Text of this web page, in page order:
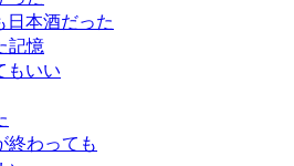
日本酒だった
記憶
もいい
終わっても